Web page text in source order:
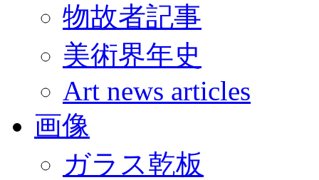
物故者記事
美術界年史
Art news articles
画像
ガラス乾板